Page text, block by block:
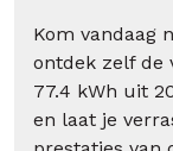
Kom vandaag
ontdek zelf de
77.4 kWh uit
en laat je